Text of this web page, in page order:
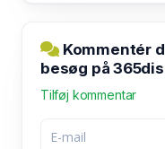
Kommentér
besøg på
Tilføj kommentar